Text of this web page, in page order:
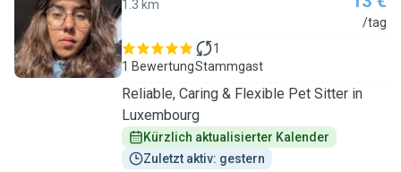
L
1.3 km
/tag
1 Bewertung
1
Stammgast
Reliable, Caring & Flexible Pet Sitter in
Luxembourg
Kürzlich aktualisierter Kalender
Zuletzt aktiv: gestern